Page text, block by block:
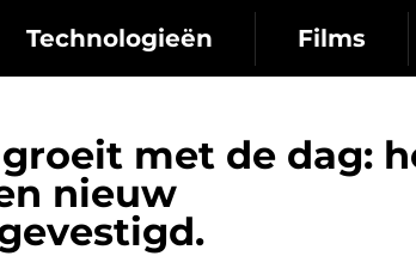
Technologieën Films
met de dag:
nieuw